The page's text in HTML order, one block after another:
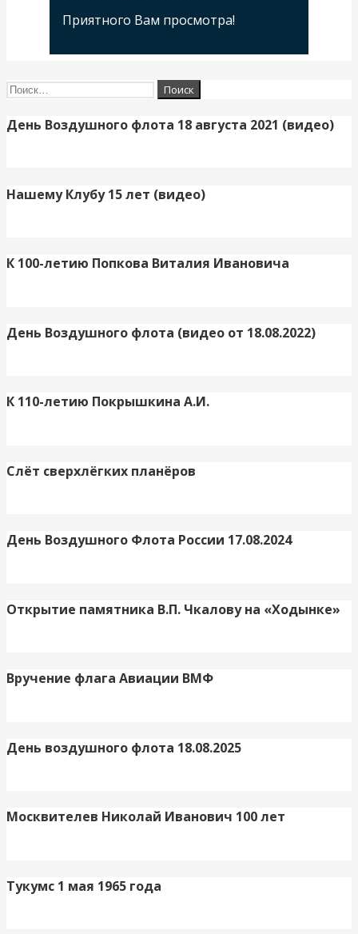
Приятного Вам просмотра!
Найти:
День Воздушного флота 18 августа 2021 (видео)
Нашему Клубу 15 лет (видео)
К 100-летию Попкова Виталия Ивановича
День Воздушного флота (видео от 18.08.2022)
К 110-летию Покрышкина А.И.
Слёт сверхлёгких планёров
День Воздушного Флота России 17.08.2024
Открытие памятника В.П. Чкалову на «Ходынке»
Вручение флага Авиации ВМФ
День воздушного флота 18.08.2025
Москвителев Николай Иванович 100 лет
Тукумс 1 мая 1965 года